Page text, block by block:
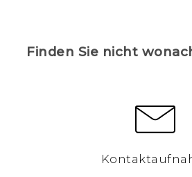
Finden Sie nicht